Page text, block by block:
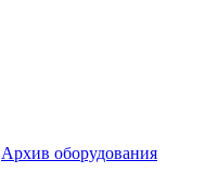
Архив оборудования